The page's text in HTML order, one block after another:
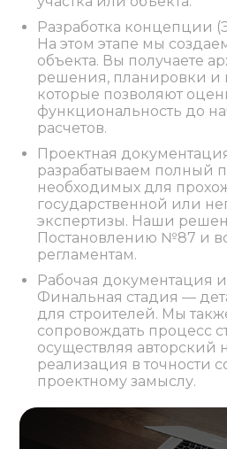
Разработка концепции
На этом этапе мы
объекта. Вы получаете
решения, планировки и
которые позволяют
функциональность до
расчетов.
Проектная
разрабатываем полный
необходимых для
государственной или
экспертизы. Наши
Постановлению №87 и
регламентам.
Рабочая документация
Финальная стадия —
для строителей. Мы
сопровождать процесс
осуществляя авторский
реализация в точности
проектному замыслу.